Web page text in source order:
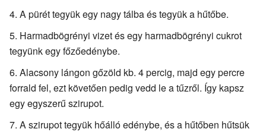
A pürét tegyük egy nagy tálba és tegyük a hűtőbe.
Harmadbögrényi vizet és egy harmadbögrényi cukrot
tegyünk egy főzőedénybe.
Alacsony lángon gőzöld kb. 4 percig, majd egy percre
forrald fel, ezt követően pedig vedd le a tűzről. Így kapsz
egy egyszerű szirupot.
A szirupot tegyük hőálló edénybe, és a hűtőben hűtsük